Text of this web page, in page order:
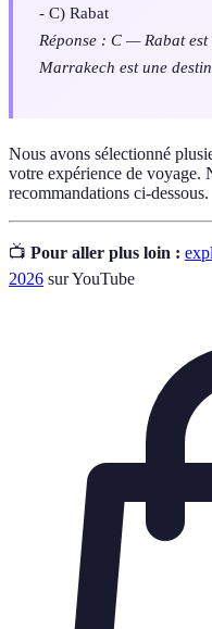
- C) Rabat
Réponse : C — Rabat
Marrakech est une
Nous avons sélectionné
votre expérience de voyage.
recommandations ci-dessous.
📺 Pour aller plus loin :
2026 sur YouTube